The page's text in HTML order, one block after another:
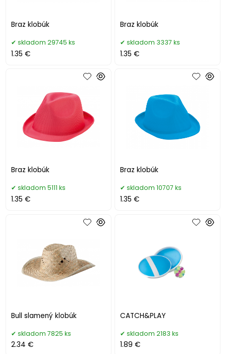
Braz klobúk
skladom 29745 ks
1.35 €
Braz klobúk
skladom 3337 ks
1.35 €
Braz klobúk
skladom 5111 ks
1.35 €
Braz klobúk
skladom 10707 ks
1.35 €
Bull slamený klobúk
skladom 7825 ks
2.34 €
CATCH&PLAY
skladom 2183 ks
1.89 €